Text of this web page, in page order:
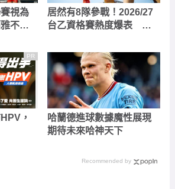
期待未來哈神天下
Recommended by
中華五人制VS澳洲